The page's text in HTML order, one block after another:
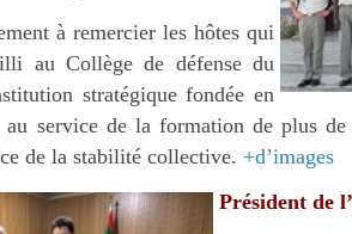
à remercier les hôtes qui
au Collège de défense du
stratégique fondée en
au service de la formation de plus
de la stabilité collective. +d’images
Président de